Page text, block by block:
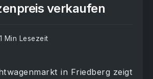
verkaufen
1 Min Lesezeit
in Friedberg zeigt